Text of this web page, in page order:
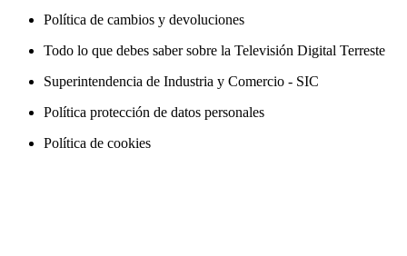
Política de cambios y devoluciones
Todo lo que debes saber sobre la Televisión Digital Terreste
Superintendencia de Industria y Comercio - SIC
Política protección de datos personales
Política de cookies